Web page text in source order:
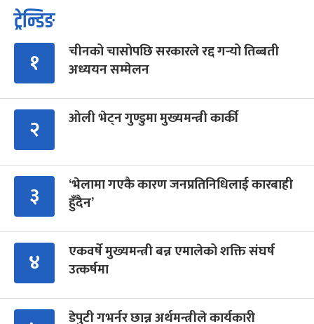
ट्रेन्डिङ
१
चीनको चासोपछि सरकारले रद्द गर्‍यो तिब्बती
अध्ययन सम्मेलन
२ ओली भेट्न गुण्डुमा मुख्यमन्त्री कार्की
३
‘भेलामा गएकै कारण जनप्रतिनिधिलाई कारबाही
हुँदैन’
४
एकवर्षे मुख्यमन्त्री बन्न एमालेको शक्ति संघर्ष
उत्कर्षमा
डेपुटी गभर्नर छान्न अर्थमन्त्रीले कार्यकारी